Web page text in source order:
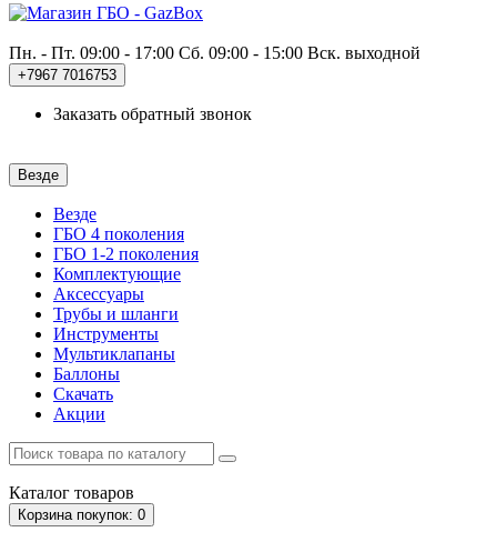
Пн. - Пт. 09:00 - 17:00 Сб. 09:00 - 15:00 Вск. выходной
+7967 7016753
Заказать обратный звонок
Везде
Везде
ГБО 4 поколения
ГБО 1-2 поколения
Комплектующие
Аксессуары
Трубы и шланги
Инструменты
Мультиклапаны
Баллоны
Скачать
Акции
Каталог товаров
Корзина покупок: 0